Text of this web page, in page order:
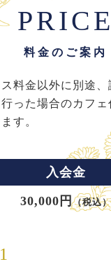
PRICE
料金のご案内
料金以外に別途
った場合のカフ
す。
入会金
30,000円（税込）